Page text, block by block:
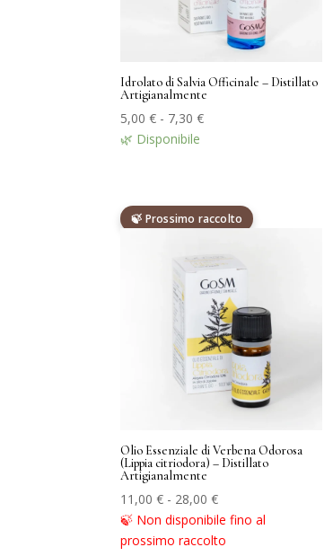
Idrolato di Salvia Officinale – Distillato
Artigianalmente
5,00€ - 7,30€Fascia
a
🌿 Disponibile
🍃 Prossimo raccolto
Olio Essenziale di Verbena Odorosa
(Lippia citriodora) – Distillato
Artigianalmente
11,00€ - 28,00€Fascia
di
prezzo:
🍃 Non disponibile fino al
prossimo raccolto